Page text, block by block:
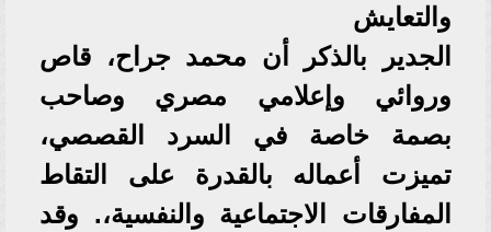
والتعايش
الجدير بالذكر أن محمد جراح، قاص
وروائي وإعلامي مصري وصاحب
بصمة خاصة في السرد القصصي،
تميزت أعماله بالقدرة على التقاط
المفارقات الاجتماعية والنفسية،. وقد